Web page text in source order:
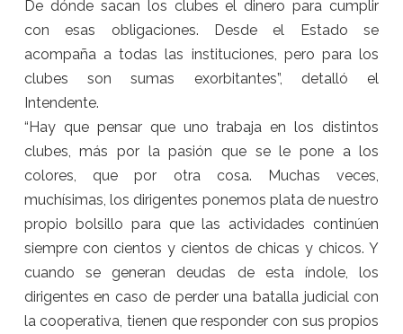
De dónde sacan los clubes el dinero para cumplir
con esas obligaciones. Desde el Estado se
acompaña a todas las instituciones, pero para los
clubes son sumas exorbitantes”, detalló el
Intendente.
“Hay que pensar que uno trabaja en los distintos
clubes, más por la pasión que se le pone a los
colores, que por otra cosa. Muchas veces,
muchísimas, los dirigentes ponemos plata de nuestro
propio bolsillo para que las actividades continúen
siempre con cientos y cientos de chicas y chicos. Y
cuando se generan deudas de esta índole, los
dirigentes en caso de perder una batalla judicial con
la cooperativa, tienen que responder con sus propios